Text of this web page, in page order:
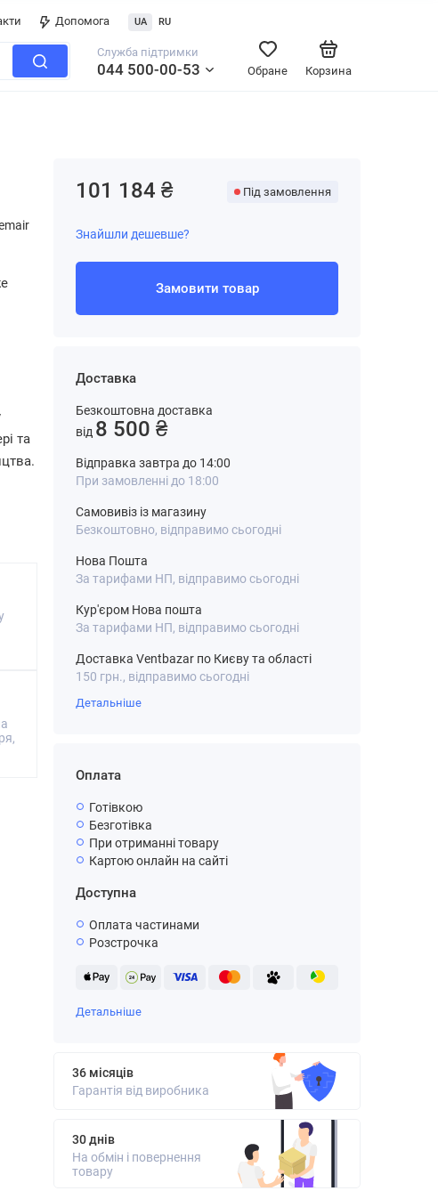
Допомога UA RU
Служба підтримки
044 500-00-53 Корзина
Обране
та
101 184 ₴ Під замовлення
Знайшли дешевше?
Замовити товар
Доставка
Безкоштовна доставка
від 8 500 ₴
Відправка завтра до 14:00
При замовленні до 18:00
Самовивіз із магазину
Безкоштовно, відправимо сьогодні
Нова Пошта
За тарифами НП, відправимо сьогодні
Кур'єром Нова пошта
За тарифами НП, відправимо сьогодні
Доставка Ventbazar по Києву та області
150 грн., відправимо сьогодні
Детальніше
Оплата
Готівкою
Безготівка
При отриманні товару
Картою онлайн на сайті
Доступна
Оплата частинами
Розстрочка
Детальніше
36 місяців
Гарантія від виробника
30 днів
На обмін і повернення
товару